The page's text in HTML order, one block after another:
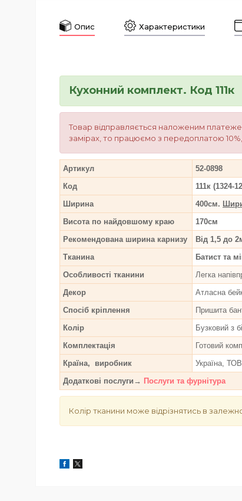
Опис Характеристики
Кухонний комплект. Код 111к
Товар відправляється наложеним
замірах, то працюємо з передоплатою 10%,
Артикул
52-0898
Код
111к (1324-
Ширина
400см.
Висота по найдовшому краю
170см
Рекомендована ширина карнизу
Від 1,5 до
Тканина
Батист та
Особливості тканини
Легка
Декор
Атласна
Спосіб кріплення
Пришита
Колір
Бузковий з
Комплектація
Готовий
Країна, виробник
Україна,
Додаткові послуги→ Послуги та фурнітура
Колір тканини може відрізнятись в